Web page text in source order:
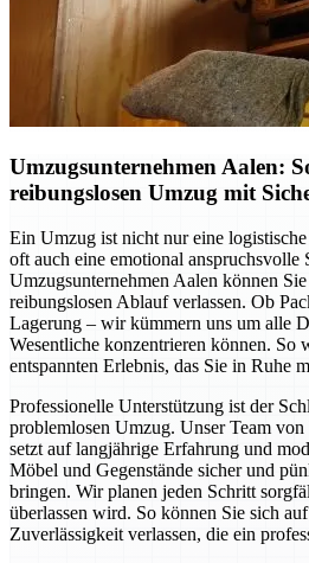
Umzugsunternehmen Aalen:
reibungslosen Umzug mit
Ein Umzug ist nicht nur eine
oft auch eine emotional
Umzugsunternehmen Aalen können
reibungslosen Ablauf verlassen. Ob
Lagerung – wir kümmern uns um alle
Wesentliche konzentrieren können. So
entspannten Erlebnis, das Sie in Ruhe
Professionelle Unterstützung ist der
problemlosen Umzug. Unser Team
setzt auf langjährige Erfahrung und
Möbel und Gegenstände sicher und
bringen. Wir planen jeden Schritt
überlassen wird. So können Sie sich
Zuverlässigkeit verlassen, die ein